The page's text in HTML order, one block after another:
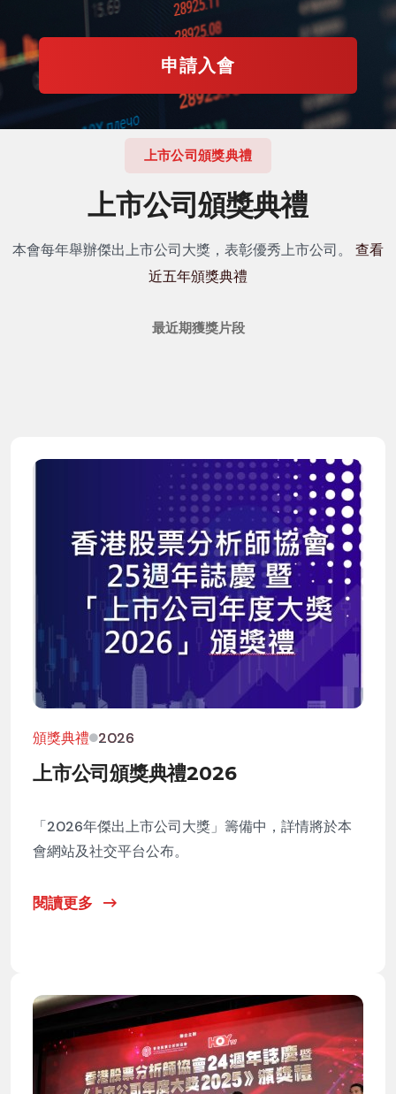
申請入會
上市公司頒獎典禮
上市公司頒獎典禮
本會每年舉辦傑出上市公司大獎，表彰優秀上市公司。 查看
近五年頒獎典禮
最近期獲獎片段
頒獎典禮 2026
上市公司頒獎典禮2026
「2026年傑出上市公司大獎」籌備中，詳情將於本
會網站及社交平台公布。
閱讀更多